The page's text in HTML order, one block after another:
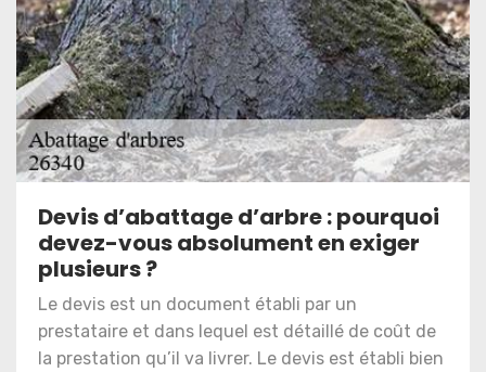
Devis d’abattage d’arbre : pourquoi
devez-vous absolument en exiger
plusieurs ?
Le devis est un document établi par un
prestataire et dans lequel est détaillé de coût de
la prestation qu’il va livrer. Le devis est établi bien